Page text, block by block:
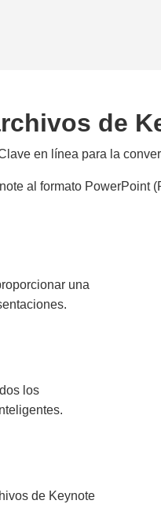
de
en línea para la
al formato PowerPoint
una
los
de Keynote